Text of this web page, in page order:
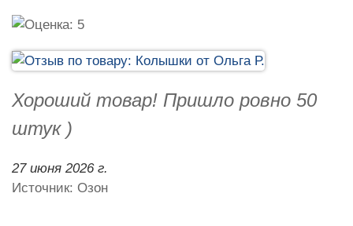
Хороший товар! Пришло ровно 50
штук )
27 июня 2026 г.
Источник: Озон